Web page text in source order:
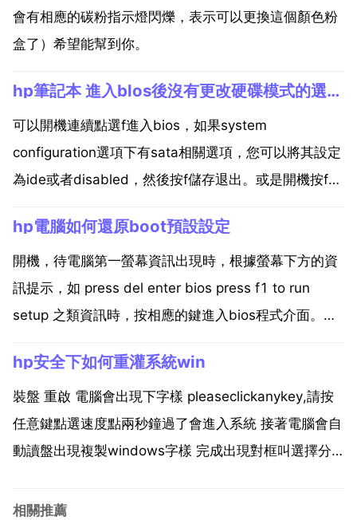
會有相應的碳粉指示燈閃爍，表示可以更換這個顏色粉
盒了）希望能幫到你。
hp筆記本 進入blos後沒有更改硬碟模式的選項 如何把這項的功能調出來
可以開機連續點選f進入bios，如果system
configuration選項下有sata相關選項，您可以將其設定
為ide或者disabled，然後按f儲存退出。或是開機按f進
mode，在這裡可以選ahci或ide，用...
hp電腦如何還原boot預設設定
開機，待電腦第一螢幕資訊出現時，根據螢幕下方的資
訊提示，如 press del enter bios press f1 to run
setup 之類資訊時，按相應的鍵進入bios程式介面。在
項，並按回車鍵。然後在彈出的視窗...
hp安全下如何重灌系統win
裝盤 重啟 電腦會出現下字樣 pleaseclickanykey,請按
任意鍵點選速度點兩秒鐘過了會進入系統 接著電腦會自
動讀盤出現複製windows字樣 完成出現對框叫選擇分
腦會有提示 等待 大約半小時 出現時間設定自己弄 準備
相關推薦